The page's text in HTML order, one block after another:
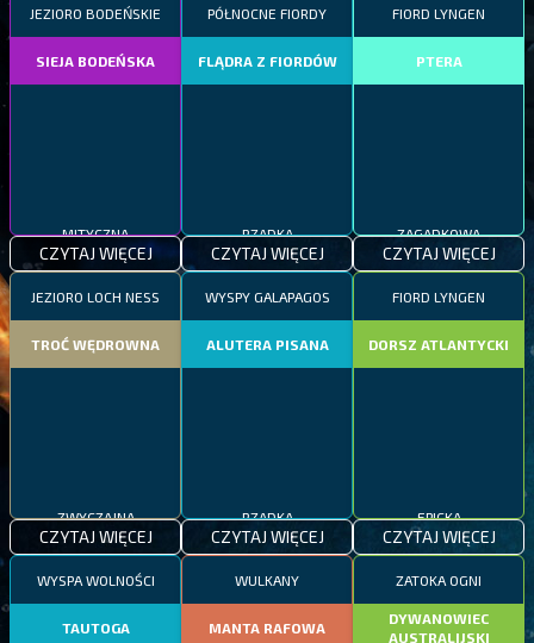
JEZIORO BODEŃSKIE
SIEJA BODEŃSKA
CZYTAJ WIĘCEJ
PÓŁNOCNE FIORDY
FLĄDRA Z FIORDÓW
CZYTAJ WIĘCEJ
FIORD LYNGEN
PTERA
CZYTAJ WIĘCEJ
JEZIORO LOCH NESS
TROĆ WĘDROWNA
CZYTAJ WIĘCEJ
WYSPY GALAPAGOS
ALUTERA PISANA
CZYTAJ WIĘCEJ
FIORD LYNGEN
DORSZ ATLANTYCKI
CZYTAJ WIĘCEJ
WYSPA WOLNOŚCI
TAUTOGA
WULKANY
MANTA RAFOWA
ZATOKA OGNI
DYWANOWIEC
AUSTRALIJSKI